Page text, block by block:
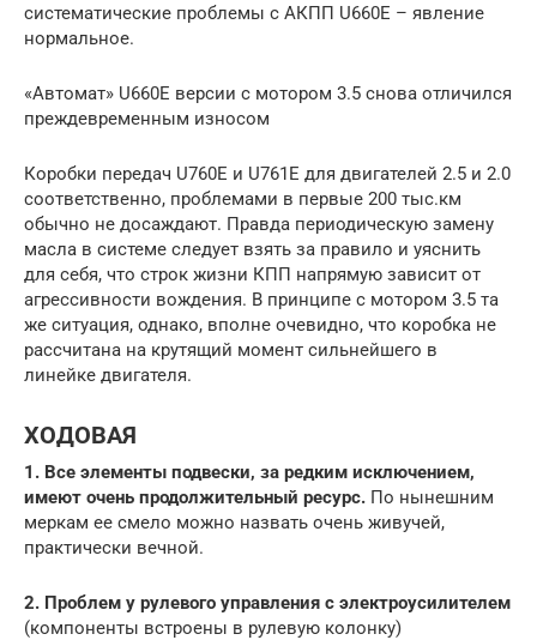
систематические проблемы с АКПП U660E – явление
нормальное.
«Автомат» U660E версии с мотором 3.5 снова отличился
преждевременным износом
Коробки передач U760E и U761E для двигателей 2.5 и 2.0
соответственно, проблемами в первые 200 тыс.км
обычно не досаждают. Правда периодическую замену
масла в системе следует взять за правило и уяснить
для себя, что строк жизни КПП напрямую зависит от
агрессивности вождения. В принципе с мотором 3.5 та
же ситуация, однако, вполне очевидно, что коробка не
рассчитана на крутящий момент сильнейшего в
линейке двигателя.
ХОДОВАЯ
1. Все элементы подвески, за редким исключением,
имеют очень продолжительный ресурс. По нынешним
меркам ее смело можно назвать очень живучей,
практически вечной.
2. Проблем у рулевого управления с электроусилителем
(компоненты встроены в рулевую колонку)